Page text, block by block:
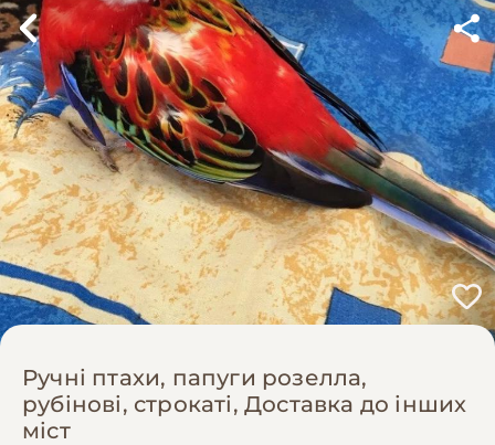
Ручні птахи, папуги розелла,
рубінові, строкаті, Доставка до інших
міст